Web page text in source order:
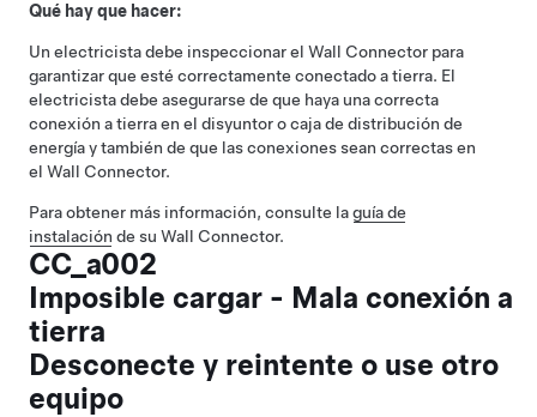
Qué hay que hacer:
Un electricista debe inspeccionar el Wall Connector para
garantizar que esté correctamente conectado a tierra. El
electricista debe asegurarse de que haya una correcta
conexión a tierra en el disyuntor o caja de distribución de
energía y también de que las conexiones sean correctas en
el Wall Connector.
Para obtener más información, consulte laguía de
instalación de su Wall Connector.
CC_a002
Imposible cargar - Mala conexión a
tierra
Desconecte y reintente o use otro
equipo